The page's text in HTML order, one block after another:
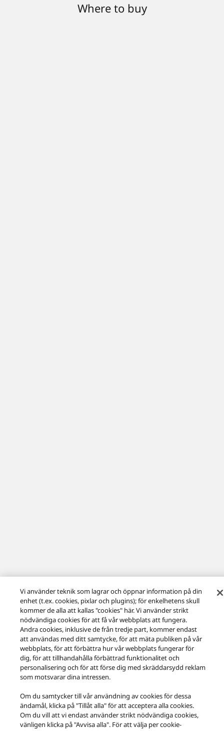
Where to buy
Facebook X YouTube
Instagram
Användningsvillkor
Integritetspolicy
Cookiepolicy
Vi använder teknik som lagrar och öppnar information på din
enhet (t.ex. cookies, pixlar och plugins); för enkelhetens skull
kommer de alla att kallas "cookies" här. Vi använder strikt
nödvändiga cookies för att få vår webbplats att fungera.
Andra cookies, inklusive de från tredje part, kommer endast
att användas med ditt samtycke, för att mäta publiken på vår
webbplats, för att förbättra hur vår webbplats fungerar för
dig, för att tillhandahålla förbättrad funktionalitet och
personalisering och för att förse dig med skräddarsydd reklam
som motsvarar dina intressen.
Om du samtycker till vår användning av cookies för dessa
ändamål, klicka på "Tillåt alla" för att acceptera alla cookies.
Om du vill att vi endast använder strikt nödvändiga cookies,
vänligen klicka på "Avvisa alla". För att välja per cookie-